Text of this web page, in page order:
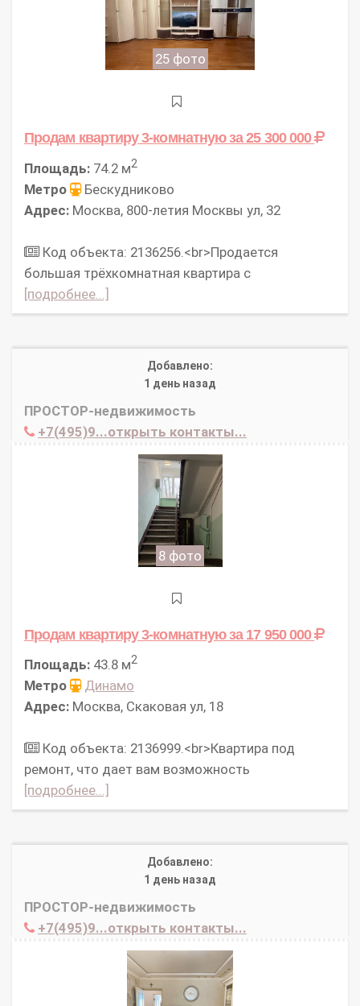
25 фото
Продам квартиру 3-комнатнуюза 25 300 000
Площадь: 74.2 м2
Метро
Бескудниково
Адрес: Москва, 800-летия Москвы ул, 32
Код объекта: 2136256.<br>Продается
большая трёхкомнатная квартира с
[подробнее...]
Добавлено:
1 день назад
ПРОСТОР-недвижимость
+7(495)9...открыть контакты...
8 фото
Продам квартиру 3-комнатнуюза 17 950 000
Площадь: 43.8 м2
Метро
Динамо
Адрес: Москва, Скаковая ул, 18
Код объекта: 2136999.<br>Квартира под
ремонт, что дает вам возможность
[подробнее...]
Добавлено:
1 день назад
ПРОСТОР-недвижимость
+7(495)9...открыть контакты...